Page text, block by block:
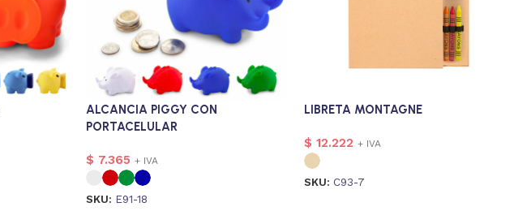
ALCANCIA PIGGY CON
PORTACELULAR
$ 7.365 + IVA
SKU: E91-18
LIBRETA MONTAGNE
$ 12.222 + IVA
SKU: C93-7